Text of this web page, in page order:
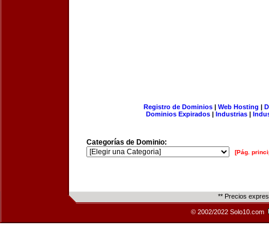
Registro de Dominios| Web Hosting |
Dominios Expirados | Industrias |
Categorías de Dominio:
[Pág.
** Precios
© 2002/2022 Solo10.com